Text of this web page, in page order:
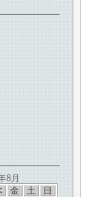
8月
金 土 日